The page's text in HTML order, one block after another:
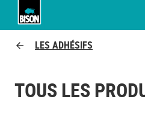
LES ADHÉSIFS
TOUS LES